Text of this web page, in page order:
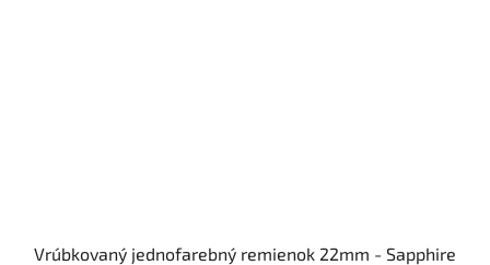
Vrúbkovaný jednofarebný remienok 22mm - Sapphire